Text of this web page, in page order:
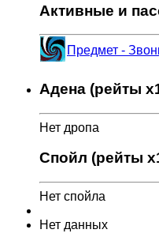
Активные и
Предмет -
Адена (рейты
Нет дропа
Спойл (рейты
Нет спойла
Нет данных